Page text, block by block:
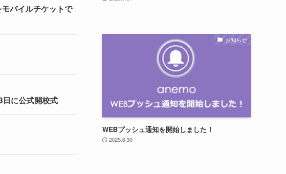
バイルチケットで
に公式開校式
お知らせ
WEBプッシュ通知を開始しました！
2025.6.30